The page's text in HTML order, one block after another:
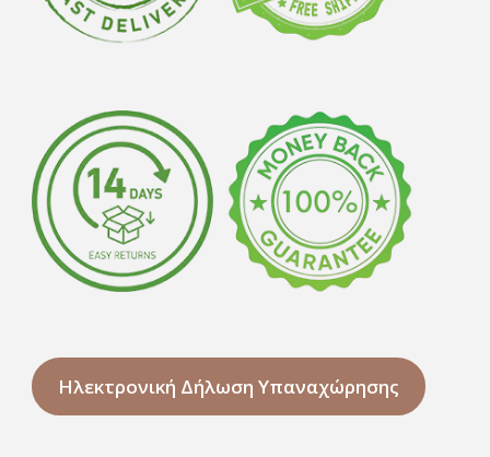
Ηλεκτρονική Δήλωση Υπαναχώρησης